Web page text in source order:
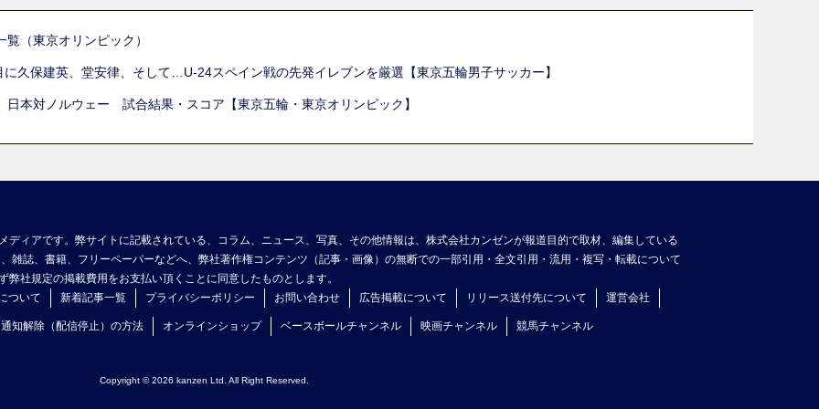
（東京オリンピック）
久保建英、堂安律、そして…U-24スペイン戦の先発イレブンを厳選【東京五輪男子サッカー】
本対ノルウェー 試合結果・スコア【東京五輪・東京オリンピック】
ィアです。弊サイトに記載されている、コラム、ニュース、写真、その他情報は、株式会社カンゼンが報道目的で取材、編集している
雑誌、書籍、フリーペーパーなどへ、弊社著作権コンテンツ（記事・画像）の無断での一部引用・全文引用・流用・複写・転載について
社規定の掲載費用をお支払い頂くことに同意したものとします。
ついて
新着記事一覧 プライバシーポリシー お問い合わせ 広告掲載について リリース送付先について 運営会社
知解除（配信停止）の方法 オンラインショップ ベースボールチャンネル 映画チャンネル 競馬チャンネル
Copyright © 2026 kanzen Ltd. All Right Reserved.